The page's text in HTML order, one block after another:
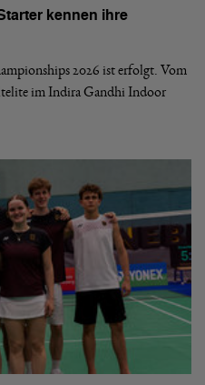
kennen ihre
2026 ist erfolgt. Vom
im Indira Gandhi Indoor